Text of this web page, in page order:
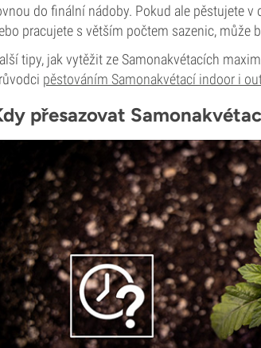
do finální nádoby. Pokud ale pěstujete
pracujete s větším počtem sazenic, může
tipy, jak vytěžit ze Samonakvétacích
pěstováním Samonakvétací indoor i
přesazovat